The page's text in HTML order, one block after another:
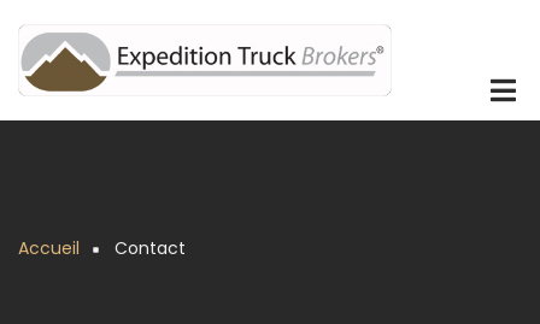
au
contenu
principal
Accueil Contact